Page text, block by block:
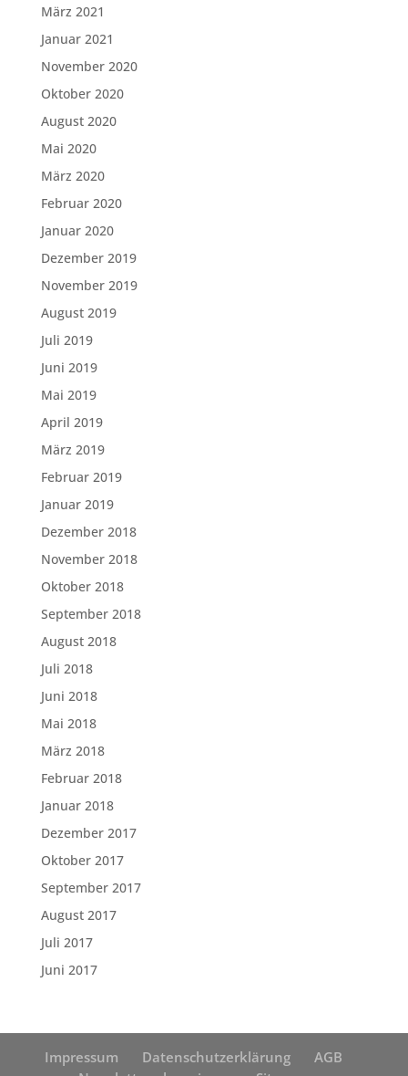
März 2021
Januar 2021
November 2020
Oktober 2020
August 2020
Mai 2020
März 2020
Februar 2020
Januar 2020
Dezember 2019
November 2019
August 2019
Juli 2019
Juni 2019
Mai 2019
April 2019
März 2019
Februar 2019
Januar 2019
Dezember 2018
November 2018
Oktober 2018
September 2018
August 2018
Juli 2018
Juni 2018
Mai 2018
März 2018
Februar 2018
Januar 2018
Dezember 2017
Oktober 2017
September 2017
August 2017
Juli 2017
Juni 2017
Impressum Datenschutzerklärung
AGB